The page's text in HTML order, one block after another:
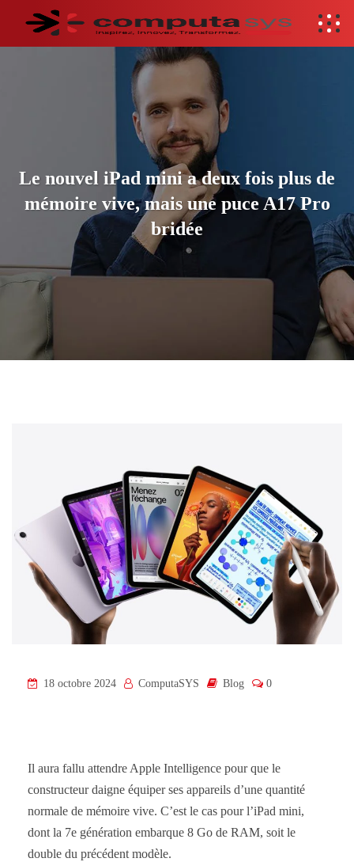
Le nouvel iPad mini a deux fois plus de
mémoire vive, mais une puce A17 Pro
bridée
18 octobre 2024 ComputaSYS Blog 0
Il aura fallu attendre Apple Intelligence pour que le
constructeur daigne équiper ses appareils d’une quantité
normale de mémoire vive. C’est le cas pour l’iPad mini,
dont la 7e génération embarque 8 Go de RAM, soit le
double du précédent modèle.